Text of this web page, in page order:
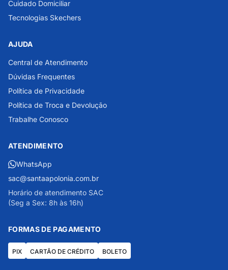
Cuidado Domiciliar
Tecnologias Skechers
AJUDA
Central de Atendimento
Dúvidas Frequentes
Política de Privacidade
Política de Troca e Devolução
Trabalhe Conosco
ATENDIMENTO
WhatsApp
sac@santaapolonia.com.br
Horário de atendimento SAC
(Seg a Sex: 8h às 16h)
FORMAS DE PAGAMENTO
PIX CARTÃO DE CRÉDITO BOLETO